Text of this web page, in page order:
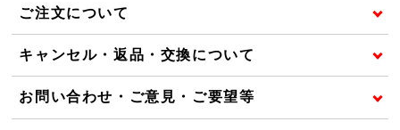
ご注文について
キャンセル・返品・交換について
お問い合わせ・ご意見・ご要望等